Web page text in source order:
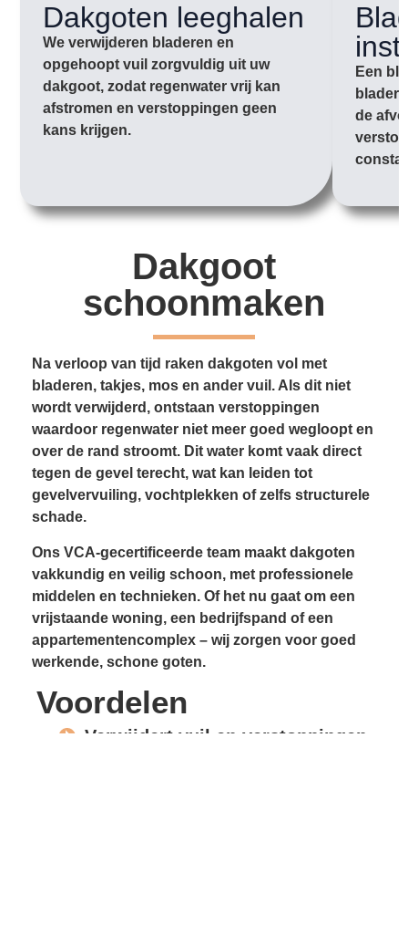
Dakgoten leeghalen
We verwijderen bladeren en
opgehoopt vuil zorgvuldig uit uw
dakgoot, zodat regenwater vrij kan
afstromen en verstoppingen geen
kans krijgen.
Een
de
Dakgoot
schoonmaken
Na verloop van tijd raken dakgoten vol met
bladeren, takjes, mos en ander vuil. Als dit niet
wordt verwijderd, ontstaan verstoppingen
waardoor regenwater niet meer goed wegloopt en
over de rand stroomt. Dit water komt vaak direct
tegen de gevel terecht, wat kan leiden tot
gevelvervuiling, vochtplekken of zelfs structurele
schade.
Ons VCA-gecertificeerde team maakt dakgoten
vakkundig en veilig schoon, met professionele
middelen en technieken. Of het nu gaat om een
vrijstaande woning, een bedrijfspand of een
appartementencomplex – wij zorgen voor goed
werkende, schone goten.
Voordelen
Verwijdert vuil en verstoppingen